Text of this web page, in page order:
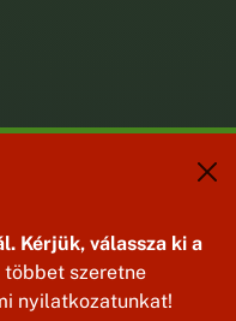
Kérjük, válassza ki a
többet szeretne
nyilatkozatunkat!